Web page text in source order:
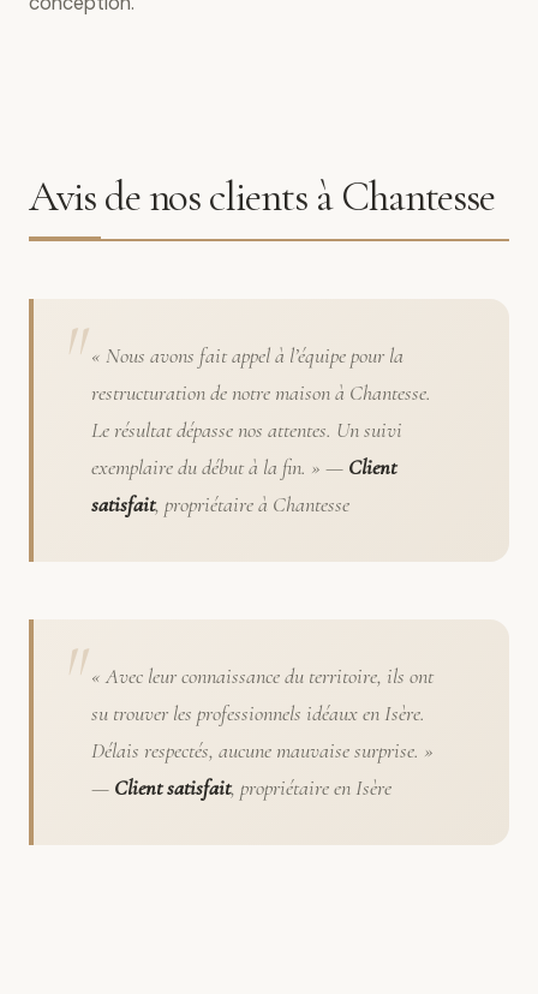
Avis de nos clients à Chantesse
« Nous avons fait appel à l’équipe pour la
restructuration de notre maison à Chantesse.
Le résultat dépasse nos attentes. Un suivi
exemplaire du début à la fin. » — Client
satisfait, propriétaire à Chantesse
« Avec leur connaissance du territoire, ils ont
su trouver les professionnels idéaux en Isère.
Délais respectés, aucune mauvaise surprise. »
— Client satisfait, propriétaire en Isère